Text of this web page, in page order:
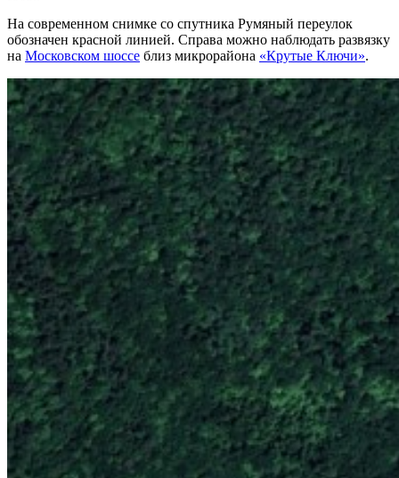
На современном снимке со спутника Румяный переулок
обозначен красной линией. Справа можно наблюдать развязку
на Московском шоссе близ микрорайона «Крутые Ключи».